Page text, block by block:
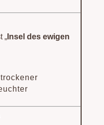
„Insel des ewigen